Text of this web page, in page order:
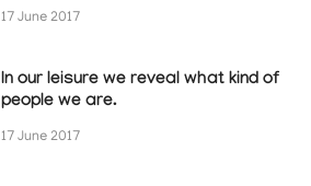
17 June 2017
In our leisure we reveal what kind of
people we are.
17 June 2017